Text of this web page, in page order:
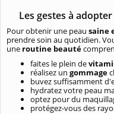
Les gestes à
Pour obtenir une peau saine
prendre soin au quotidien.
une routine beauté
faites le plein de
réalisez un gommage
buvez suffisamment
hydratez votre peau
optez pour du
protégez-vous des